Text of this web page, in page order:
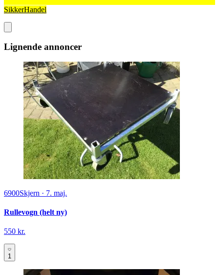
SikkerHandel
Lignende annoncer
6900Skjern · 7. maj.
Rullevogn (helt ny)
550 kr.
1